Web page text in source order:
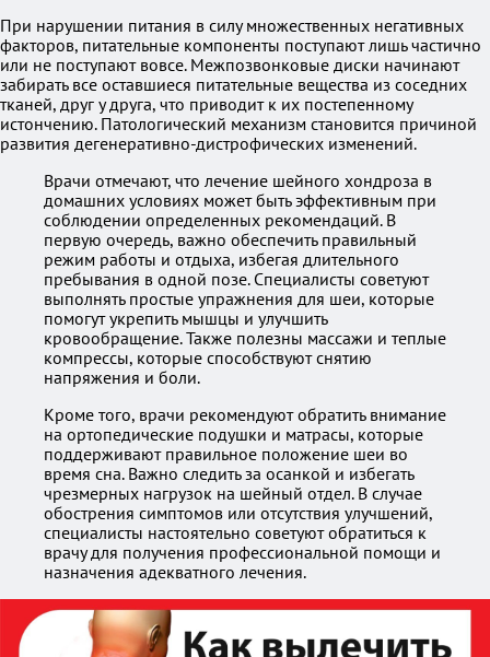
При нарушении питания в силу множественных негативных
факторов, питательные компоненты поступают лишь частично
или не поступают вовсе. Межпозвонковые диски начинают
забирать все оставшиеся питательные вещества из соседних
тканей, друг у друга, что приводит к их постепенному
истончению. Патологический механизм становится причиной
развития дегенеративно-дистрофических изменений.
Врачи отмечают, что лечение шейного хондроза в
домашних условиях может быть эффективным при
соблюдении определенных рекомендаций. В
первую очередь, важно обеспечить правильный
режим работы и отдыха, избегая длительного
пребывания в одной позе. Специалисты советуют
выполнять простые упражнения для шеи, которые
помогут укрепить мышцы и улучшить
кровообращение. Также полезны массажи и теплые
компрессы, которые способствуют снятию
напряжения и боли.
Кроме того, врачи рекомендуют обратить внимание
на ортопедические подушки и матрасы, которые
поддерживают правильное положение шеи во
время сна. Важно следить за осанкой и избегать
чрезмерных нагрузок на шейный отдел. В случае
обострения симптомов или отсутствия улучшений,
специалисты настоятельно советуют обратиться к
врачу для получения профессиональной помощи и
назначения адекватного лечения.